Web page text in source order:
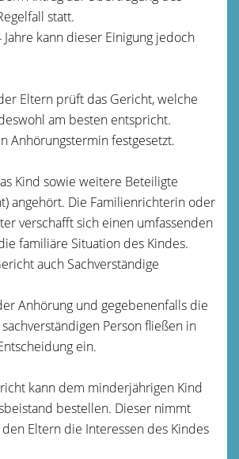
statt.
kann dieser Einigung jedoch
Eltern prüft das Gericht, welche
am besten entspricht.
Anhörungstermin festgesetzt.
Kind sowie weitere Beteiligte
angehört. Die Familienrichterin oder
verschafft sich einen umfassenden
familiäre Situation des Kindes.
auch Sachverständige
Anhörung und gegebenenfalls die
Person fließen in
ein.
kann dem minderjährigen Kind
bestellen. Dieser nimmt
Eltern die Interessen des Kindes